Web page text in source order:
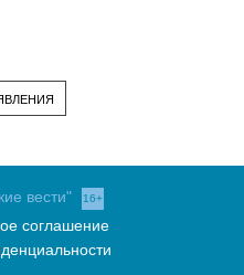
вести" 16+
соглашение